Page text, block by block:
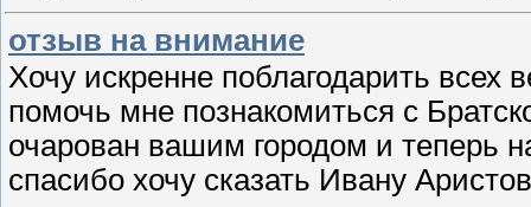
отзыв на внимание
Хочу искренне поблагодарить
помочь мне познакомиться с
очарован вашим городом и теперь
спасибо хочу сказать Ивану